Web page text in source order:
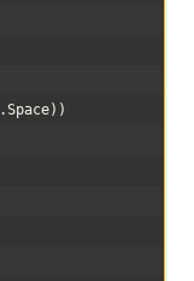
.Space) )